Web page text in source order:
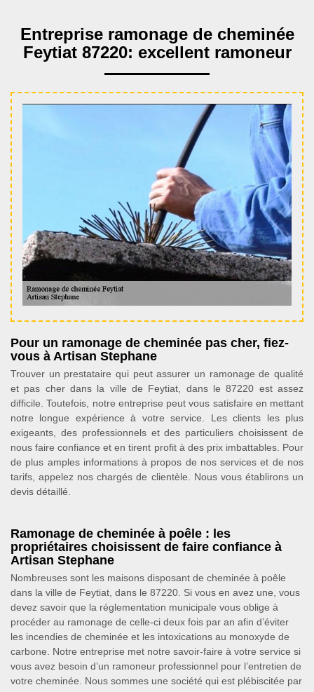
Entreprise ramonage de cheminée
Feytiat 87220: excellent ramoneur
Pour un ramonage de cheminée pas cher, fiez-
vous à Artisan Stephane
Trouver un prestataire qui peut assurer un ramonage de qualité
et pas cher dans la ville de Feytiat, dans le 87220 est assez
difficile. Toutefois, notre entreprise peut vous satisfaire en mettant
notre longue expérience à votre service. Les clients les plus
exigeants, des professionnels et des particuliers choisissent de
nous faire confiance et en tirent profit à des prix imbattables. Pour
de plus amples informations à propos de nos services et de nos
tarifs, appelez nos chargés de clientèle. Nous vous établirons un
devis détaillé.
Ramonage de cheminée à poêle : les
propriétaires choisissent de faire confiance à
Artisan Stephane
Nombreuses sont les maisons disposant de cheminée à poêle
dans la ville de Feytiat, dans le 87220. Si vous en avez une, vous
devez savoir que la réglementation municipale vous oblige à
procéder au ramonage de celle-ci deux fois par an afin d’éviter
les incendies de cheminée et les intoxications au monoxyde de
carbone. Notre entreprise met notre savoir-faire à votre service si
vous avez besoin d’un ramoneur professionnel pour l’entretien de
votre cheminée. Nous sommes une société qui est plébiscitée par